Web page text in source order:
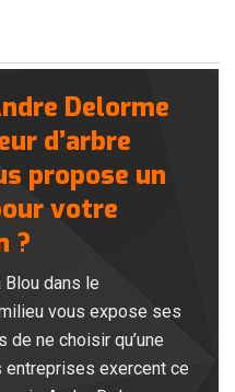
Delorme
d’arbre
propose un
votre
?
dans le
vous expose ses
ne choisir qu’une
exercent ce